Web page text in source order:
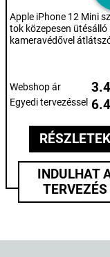
Apple iPhone 12 Mini
tok közepesen ütésálló
kameravédővel
Webshop ár
Egyedi tervezéssel
RÉSZLETEK
INDULHAT
TERVEZÉS